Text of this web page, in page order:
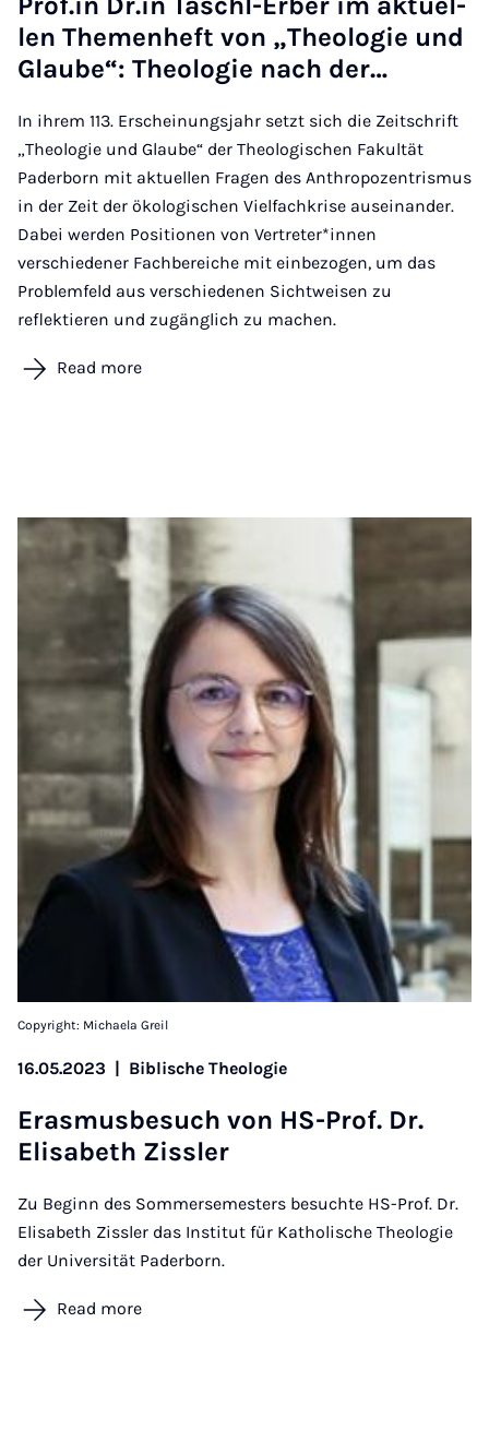
len The­men­heft von „Theo­lo­gie und
Glaube“: Theo­lo­gie nach der…
In ihrem 113. Erscheinungsjahr setzt sich die Zeitschrift
„Theologie und Glaube“ der Theologischen Fakultät
Paderborn mit aktuellen Fragen des Anthropozentrismus
in der Zeit der ökologischen Vielfachkrise auseinander.
Dabei werden Positionen von Vertreter*innen
verschiedener Fachbereiche mit einbezogen, um das
Problemfeld aus verschiedenen Sichtweisen zu
reflektieren und zugänglich zu machen.
Read more
Copyright: Michaela Greil
16.05.2023 Biblische Theologie
Erasmus­besuch von HS-Prof. Dr.
Elisa­beth Zissler
Zu Beginn des Sommersemesters besuchte HS-Prof. Dr.
Elisabeth Zissler das Institut für Katholische Theologie
der Universität Paderborn.
Read more